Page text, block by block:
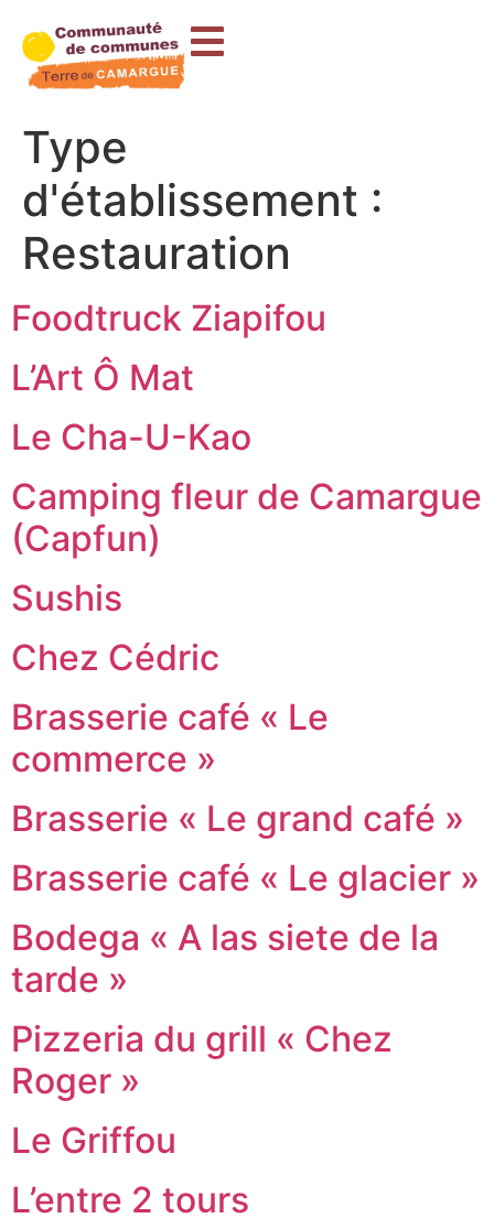
principal
Type
d'établissement :
Restauration
Foodtruck Ziapifou
L’Art Ô Mat
Le Cha-U-Kao
Camping fleur de Camargue
(Capfun)
Sushis
Chez Cédric
Brasserie café « Le
commerce »
Brasserie « Le grand café »
Brasserie café « Le glacier »
Bodega « A las siete de la
tarde »
Pizzeria du grill « Chez
Roger »
Le Griffou
L’entre 2 tours